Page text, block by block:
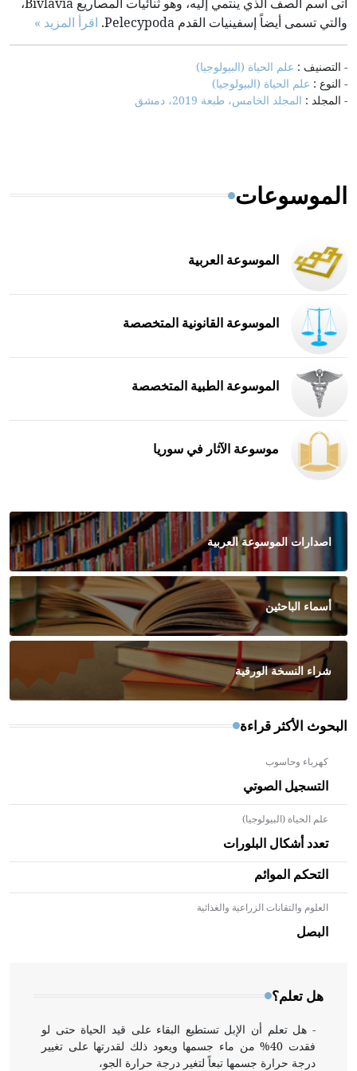
والتي تسمى أيضاً إسفينيات القدم Pelecypoda.
اقرأ المزيد »
- التصنيف : علم الحياة (البيولوجيا)
- النوع : علم الحياة (البيولوجيا)
- المجلد : المجلد الخامس، طبعة 2019، دمشق
الموسوعات
الموسوعة العربية
الموسوعة القانونية المتخصصة
الموسوعة الطبية المتخصصة
موسوعة الآثار في سوريا
اصدارات الموسوعة العربية
أسماء الباحثين
شراء النسخة الورقية
البحوث الأكثر قراءة
كهرباء وحاسوب
التسجيل الصوتي
علم الحياة (البيولوجيا)
تعدد أشكال البلورات
التحكم الموائم
العلوم والتقانات الزراعية والغذائية
البصل
هل تعلم؟
- هل تعلم أن الأبلق نوع من الفنون الهندسية التي ارتبطت
بالعمارة الإسلامية في بلاد الشام ومصر خاصة، حيث يحرص
المعمار على بناء مداميكه وخاصة في الواجهات
- هل تعلم أن الإبل تستطيع البقاء على قيد الحياة حتى لو
فقدت 40% من ماء جسمها ويعود ذلك لقدرتها على تغيير
درجة حرارة جسمها تبعاً لتغير درجة حرارة الجو،